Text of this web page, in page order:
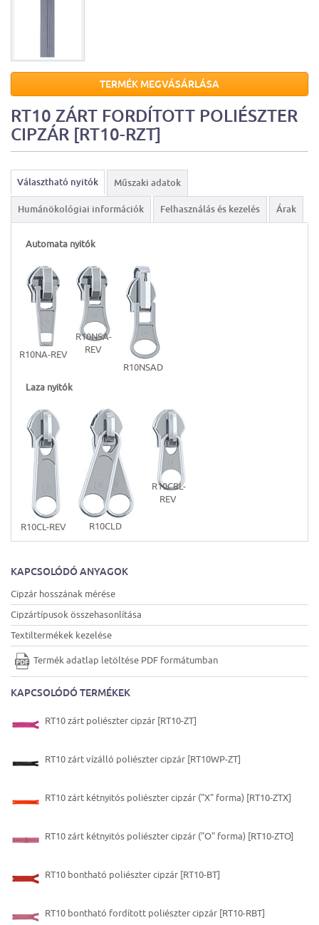
TERMÉK MEGVÁSÁRLÁSA
RT10 ZÁRT FORDÍTOTT POLIÉSZTER
CIPZÁR [RT10-RZT]
Választható nyitók Műszaki adatok
Humánökológiai információk Felhasználás és kezelés Árak
Automata nyitók
R10NA-REV
R10NSA-
REV
R10NSAD
Laza nyitók
R10CL-REV R10CLD
R10CRL-
REV
KAPCSOLÓDÓ ANYAGOK
Cipzár hosszának mérése
Cipzártípusok összehasonlítása
Textiltermékek kezelése
Termék adatlap letöltése PDF formátumban
KAPCSOLÓDÓ TERMÉKEK
RT10 zárt poliészter cipzár [RT10-ZT]
RT10 zárt vízálló poliészter cipzár [RT10WP-ZT]
RT10 zárt kétnyitós poliészter cipzár ("X" forma) [RT10-ZTX]
RT10 zárt kétnyitós poliészter cipzár ("O" forma) [RT10-ZTO]
RT10 bontható poliészter cipzár [RT10-BT]
RT10 bontható fordított poliészter cipzár [RT10-RBT]